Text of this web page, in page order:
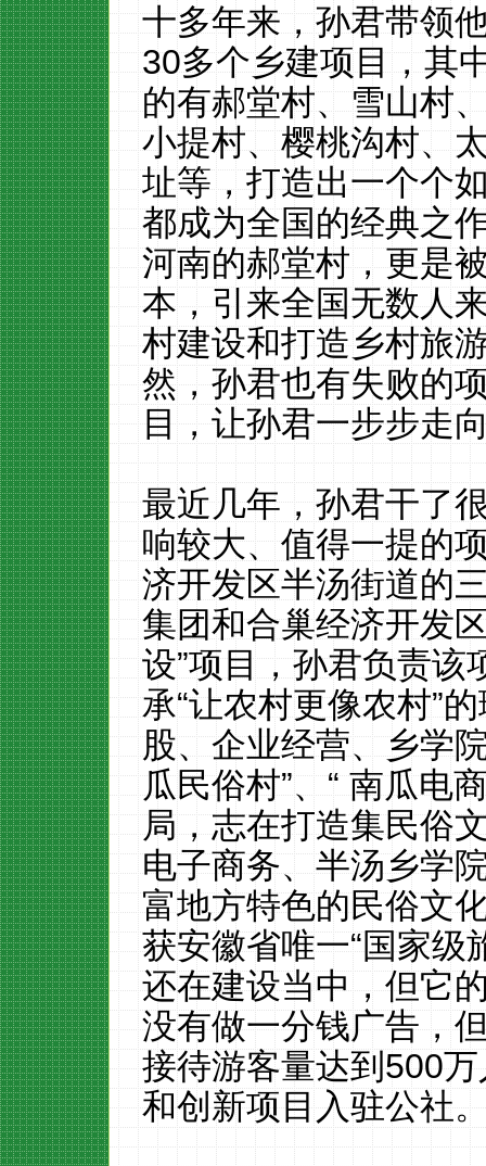
十多年来，孙君带领
30多个乡建项目，其
的有郝堂村、雪山村
小提村、樱桃沟村、
址等，打造出一个个
都成为全国的经典之
河南的郝堂村，更是
本，引来全国无数人
村建设和打造乡村旅
然，孙君也有失败的
目，让孙君一步步走
最近几年，孙君干了
响较大、值得一提的
济开发区半汤街道的
集团和合巢经济开发
设”项目，孙君负责该
承“让农村更像农村”
股、企业经营、乡学
瓜民俗村”、“ 南瓜电
局，志在打造集民俗
电子商务、半汤乡学
富地方特色的民俗文
获安徽省唯一“国家级
还在建设当中，但它
没有做一分钱广告，
接待游客量达到500万
和创新项目入驻公社